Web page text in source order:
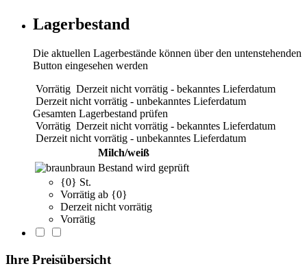
Lagerbestand
Die aktuellen Lagerbestände können über den untenstehenden
Button eingesehen werden
Vorrätig Derzeit nicht vorrätig - bekanntes Lieferdatum
Derzeit nicht vorrätig - unbekanntes Lieferdatum
Gesamten Lagerbestand prüfen
Vorrätig Derzeit nicht vorrätig - bekanntes Lieferdatum
Derzeit nicht vorrätig - unbekanntes Lieferdatum
Milch/weiß
braun Bestand wird geprüft
{0} St.
Vorrätig ab {0}
Derzeit nicht vorrätig
Vorrätig
Ihre Preisübersicht